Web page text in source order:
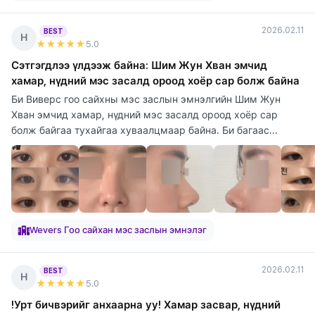
Н
BEST
★★★★★ 5.0
2026.02.11
Сэтгэгдлээ үлдээж байна: Шим Жун Хван эмчид
хамар, нүдний мэс засалд ороод хоёр сар болж байна
Би Виверс гоо сайхны мэс заслын эмнэлгийн Шим Жун
Хван эмчид хамар, нүдний мэс засалд ороод хоёр сар
болж байгаа тухайгаа хуваалцмаар байна. Би багаас...
Wevers Гоо сайхан мэс заслын эмнэлэг
Н
BEST
★★★★★ 5.0
2026.02.11
!Урт бичвэрийг анхаарна уу! Хамар засвар, нүдний